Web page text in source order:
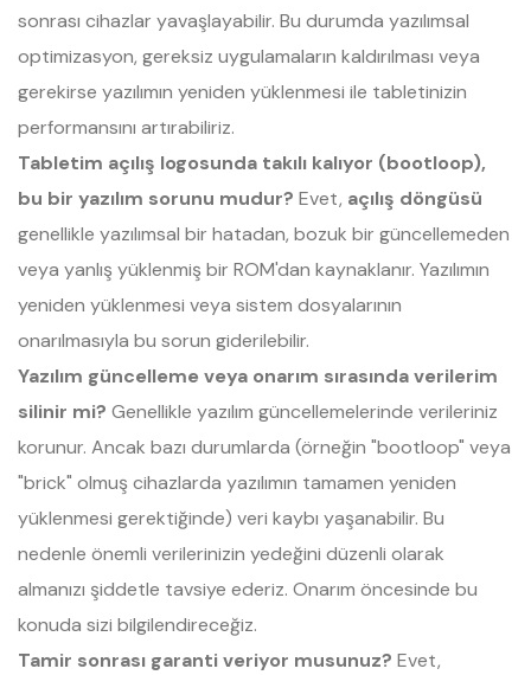
sonrası cihazlar yavaşlayabilir. Bu durumda yazılımsal
optimizasyon, gereksiz uygulamaların kaldırılması veya
gerekirse yazılımın yeniden yüklenmesi ile tabletinizin
performansını artırabiliriz.
Tabletim açılış logosunda takılı kalıyor (bootloop),
bu bir yazılım sorunu mudur? Evet, açılış döngüsü
genellikle yazılımsal bir hatadan, bozuk bir güncellemeden
veya yanlış yüklenmiş bir ROM'dan kaynaklanır. Yazılımın
yeniden yüklenmesi veya sistem dosyalarının
onarılmasıyla bu sorun giderilebilir.
Yazılım güncelleme veya onarım sırasında verilerim
silinir mi? Genellikle yazılım güncellemelerinde verileriniz
korunur. Ancak bazı durumlarda (örneğin "bootloop" veya
"brick" olmuş cihazlarda yazılımın tamamen yeniden
yüklenmesi gerektiğinde) veri kaybı yaşanabilir. Bu
nedenle önemli verilerinizin yedeğini düzenli olarak
almanızı şiddetle tavsiye ederiz. Onarım öncesinde bu
konuda sizi bilgilendireceğiz.
Tamir sonrası garanti veriyor musunuz? Evet,